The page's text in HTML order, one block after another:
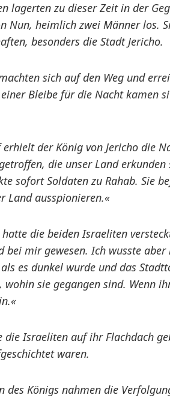
lagerten zu dieser Zeit in der
Nun, heimlich zwei Männer los.
besonders die Stadt Jericho.
sich auf den Weg und
einer Bleibe für die Nacht kamen
der König von Jericho die
die unser Land
sofort Soldaten zu Rahab. Sie
Land ausspionieren.«
die beiden Israeliten
bei mir gewesen. Ich wusste
es dunkel wurde und das
wohin sie gegangen sind. Wenn
die Israeliten auf ihr Flachdach
waren.
des Königs nahmen die